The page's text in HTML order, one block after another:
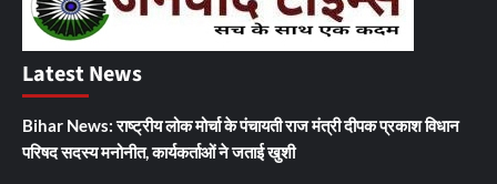
Latest News
Bihar News: राष्ट्रीय लोक मोर्चा के पंचायती राज मंत्री दीपक प्रकाश विधान
परिषद सदस्य मनोनीत, कार्यकर्ताओं ने जताई खुशी